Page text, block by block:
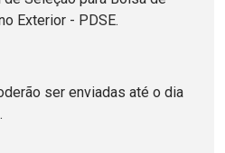
Exterior - PDSE.
ser enviadas até o dia